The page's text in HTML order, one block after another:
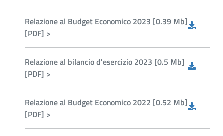
Relazione al Budget Economico 2023 [0.39 Mb]
[PDF] >
Relazione al bilancio d'esercizio 2023 [0.5 Mb]
[PDF] >
Relazione al Budget Economico 2022 [0.52 Mb]
[PDF] >